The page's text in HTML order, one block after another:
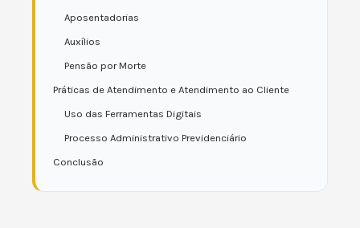
Aposentadorias
Auxílios
Pensão por Morte
Práticas de Atendimento e Atendimento ao Cliente
Uso das Ferramentas Digitais
Processo Administrativo Previdenciário
Conclusão